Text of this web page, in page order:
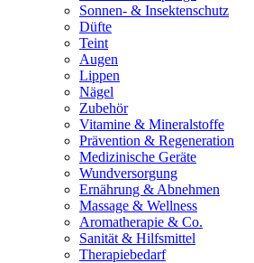
Sonnen- & Insektenschutz
Düfte
Teint
Augen
Lippen
Nägel
Zubehör
Vitamine & Mineralstoffe
Prävention & Regeneration
Medizinische Geräte
Wundversorgung
Ernährung & Abnehmen
Massage & Wellness
Aromatherapie & Co.
Sanität & Hilfsmittel
Therapiebedarf